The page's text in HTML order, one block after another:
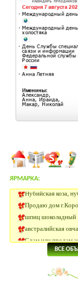
ЯРМАРКА:
Нубийская коза,
Куры породы
Куры породы
Джерсейский
Джерсейский
ВСЕ